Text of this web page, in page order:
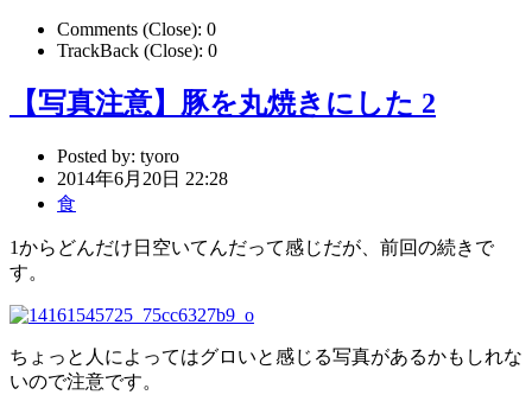
Comments (Close): 0
TrackBack (Close): 0
【写真注意】豚を丸焼きにした 2
Posted by: tyoro
2014年6月20日 22:28
食
1からどんだけ日空いてんだって感じだが、前回の続きで
す。
ちょっと人によってはグロいと感じる写真があるかもしれな
いので注意です。